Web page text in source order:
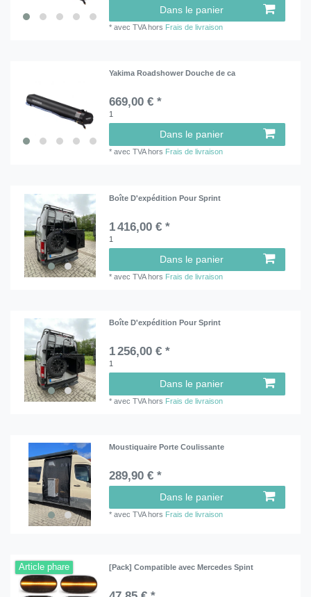
Dans le panier
*avec TVAhors Frais de livraison
Yakima Roadshower Douche de ca
669,00 € *
1
Dans le panier
*avec TVAhors Frais de livraison
Boîte D'expédition Pour Sprint
1 416,00 € *
1
Dans le panier
*avec TVAhors Frais de livraison
Boîte D'expédition Pour Sprint
1 256,00 € *
1
Dans le panier
*avec TVAhors Frais de livraison
Moustiquaire Porte Coulissante
289,90 € *
Dans le panier
*avec TVAhors Frais de livraison
Article phare [Pack] Compatible avec Mercedes Spint